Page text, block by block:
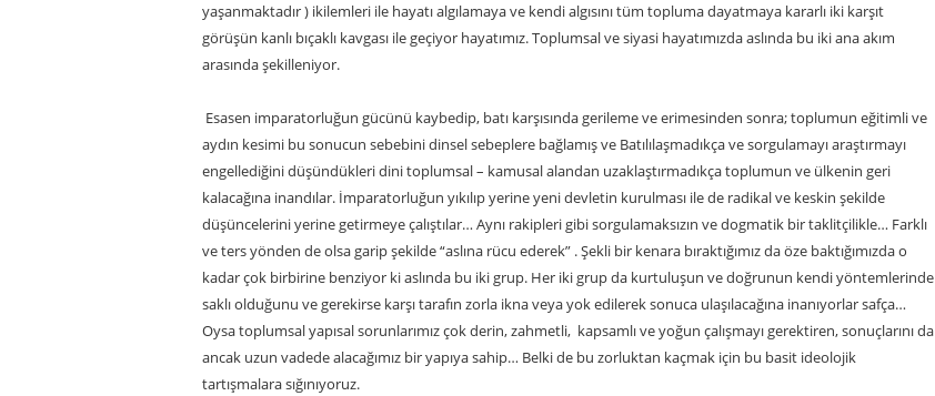
yaşanmaktadır ) ikilemleri ile hayatı algılamaya ve kendi algısını tüm topluma dayatmaya kararlı iki karşıt
görüşün kanlı bıçaklı kavgası ile geçiyor hayatımız. Toplumsal ve siyasi hayatımızda aslında bu iki ana akım
arasında şekilleniyor.
Esasen imparatorluğun gücünü kaybedip, batı karşısında gerileme ve erimesinden sonra; toplumun eğitimli ve
aydın kesimi bu sonucun sebebini dinsel sebeplere bağlamış ve Batılılaşmadıkça ve sorgulamayı araştırmayı
engellediğini düşündükleri dini toplumsal – kamusal alandan uzaklaştırmadıkça toplumun ve ülkenin geri
kalacağına inandılar. İmparatorluğun yıkılıp yerine yeni devletin kurulması ile de radikal ve keskin şekilde
düşüncelerini yerine getirmeye çalıştılar… Aynı rakipleri gibi sorgulamaksızın ve dogmatik bir taklitçilikle… Farklı
ve ters yönden de olsa garip şekilde “aslına rücu ederek” . Şekli bir kenara bıraktığımız da öze baktığımızda o
kadar çok birbirine benziyor ki aslında bu iki grup. Her iki grup da kurtuluşun ve doğrunun kendi yöntemlerinde
saklı olduğunu ve gerekirse karşı tarafın zorla ikna veya yok edilerek sonuca ulaşılacağına inanıyorlar safça…
Oysa toplumsal yapısal sorunlarımız çok derin, zahmetli, kapsamlı ve yoğun çalışmayı gerektiren, sonuçlarını da
ancak uzun vadede alacağımız bir yapıya sahip… Belki de bu zorluktan kaçmak için bu basit ideolojik
tartışmalara sığınıyoruz.